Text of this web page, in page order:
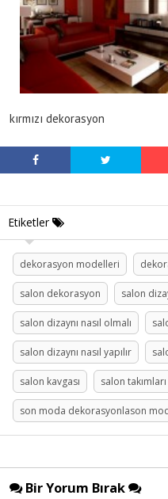
kırmızı dekorasyon
Etiketler
dekorasyon modelleri
salon dekorasyon salon
salon dizaynı nasıl olmalı
salon dizaynı nasıl yapılır
salon kavgası salon takımları
son moda dekorasyonlason
Bir Yorum Bırak